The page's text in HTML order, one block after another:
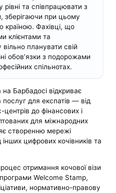
та співпрацювати з
зберігаючи при цьому
країною. Фахівці, що
клієнтами та
планувати свій
обов’язки з подорожами
спільнотах.
Барбадосі відкриває
для експатів — від
центрів до фінансових і
для міжнародних
створенню мережі
цифрових кочівників та
отримання кочової візи
Welcome Stamp,
нормативно-правову